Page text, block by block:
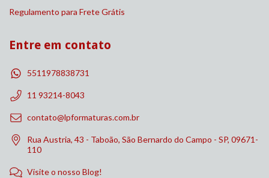
Regulamento para Frete Grátis
Entre em contato
5511978838731
11 93214-8043
contato@lpformaturas.com.br
Rua Austria, 43 - Taboão, São Bernardo do Campo - SP, 09671-
110
Visite o nosso Blog!